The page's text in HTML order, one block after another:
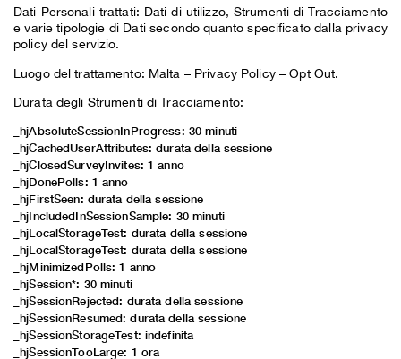
Dati Personali trattati: Dati di utilizzo, Strumenti di Tracciamento
e varie tipologie di Dati secondo quanto specificato dalla privacy
policy del servizio.
Luogo del trattamento: Malta – Privacy Policy–Opt Out.
Durata degli Strumenti di Tracciamento:
_hjAbsoluteSessionInProgress: 30 minuti
_hjCachedUserAttributes: durata della sessione
_hjClosedSurveyInvites: 1 anno
_hjDonePolls: 1 anno
_hjFirstSeen: durata della sessione
_hjIncludedInSessionSample: 30 minuti
_hjLocalStorageTest: durata della sessione
_hjLocalStorageTest: durata della sessione
_hjMinimizedPolls: 1 anno
_hjSession*: 30 minuti
_hjSessionRejected: durata della sessione
_hjSessionResumed: durata della sessione
_hjSessionStorageTest: indefinita
_hjSessionTooLarge: 1 ora